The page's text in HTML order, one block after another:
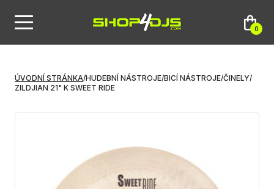
0
ÚVODNÍ STRÁNKA/HUDEBNÍ NÁSTROJE/BICÍ NÁSTROJE/ČINELY/
ZILDJIAN 21" K SWEET RIDE